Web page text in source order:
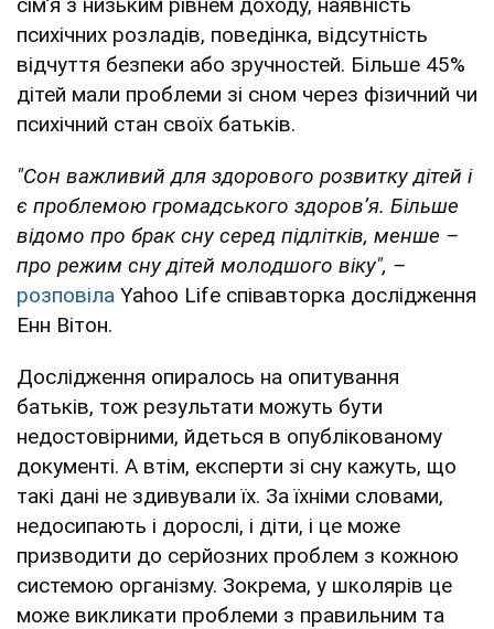
психічних розладів, поведінка, відсутність
відчуття безпеки або зручностей. Більше 45%
дітей мали проблеми зі сном через фізичний чи
психічний стан своїх батьків.
"Сон важливий для здорового розвитку дітей і
є проблемою громадського здоров’я. Більше
відомо про брак сну серед підлітків, менше –
про режим сну дітей молодшого віку", –
розповіла Yahoo Life співавторка дослідження
Енн Вітон.
Дослідження опиралось на опитування
батьків, тож результати можуть бути
недостовірними, йдеться в опублікованому
документі. А втім, експерти зі сну кажуть, що
такі дані не здивували їх. За їхніми словами,
недосипають і дорослі, і діти, і це може
призводити до серйозних проблем з кожною
системою організму. Зокрема, у школярів це
може викликати проблеми з правильним та